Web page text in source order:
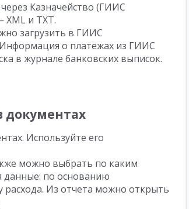
Казначейство (ГИИС
и TXT.
загрузить в ГИИС
о платежах из ГИИС
в журнале банковских выписок.
документах
Используйте его
можно выбрать по каким
данные: по основанию
Из отчета можно открыть